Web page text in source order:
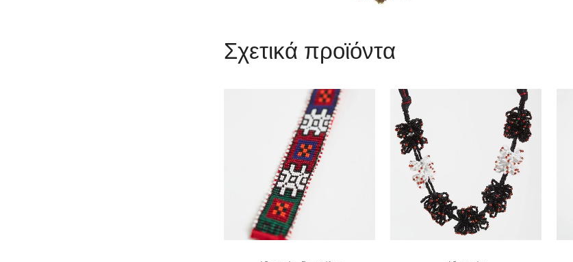
Σχετικά προϊόντα